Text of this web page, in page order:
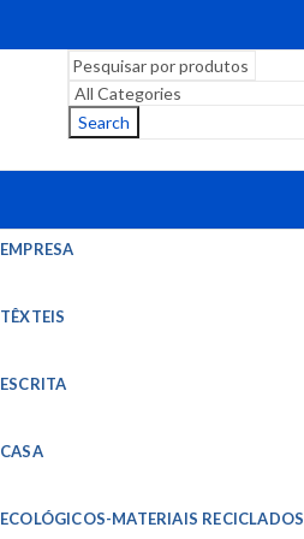
Search
EMPRESA
TÊXTEIS
ESCRITA
CASA
ECOLÓGICOS-MATERIAIS RECICLADOS